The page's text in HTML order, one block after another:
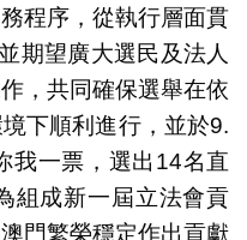
程序，從執行層面貫
期望廣大選民及法人
，共同確保選舉在依
下順利進行，並於9.
我一票，選出14名直
組成新一屆立法會貢
門繁榮穩定作出貢獻